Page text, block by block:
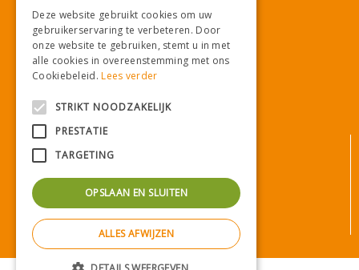
Download onze App!
Privacy statement
Betaalinformatie
Privacy policy
Green Solutions|Tuincentrum Overzicht
Deze website gebruikt cookies om uw
gebruikerservaring te verbeteren. Door
onze website te gebruiken, stemt u in met
alle cookies in overeenstemming met ons
Cookiebeleid.Lees verder
STRIKT NOODZAKELIJK
PRESTATIE
TARGETING
OPSLAAN EN SLUITEN
ALLES AFWIJZEN